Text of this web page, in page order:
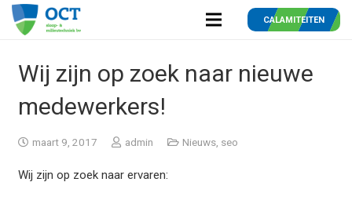
CALAMITEITEN
Wij zijn op zoek naar nieuwe
medewerkers!
maart 9, 2017 admin Nieuws seo
Wij zijn op zoek naar ervaren: